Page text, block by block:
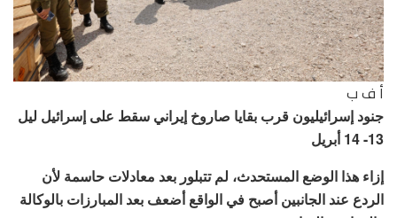
أ ف ب
جنود إسرائيليون قرب بقايا صاروخ إيراني سقط على إسرائيل ليل
13- 14 أبريل
إزاء هذا الوضع المستحدث، لم تتبلور بعد معادلات حاسمة لأن
الردع عند الجانبين أصبح في الواقع أضعف بعد المبارزات بالوكالة